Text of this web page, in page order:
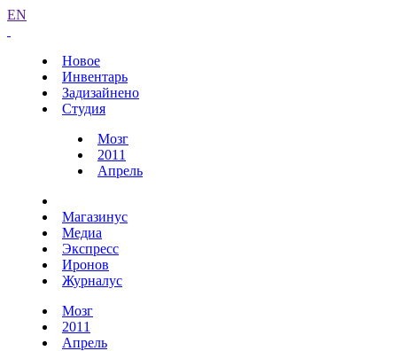
EN
Новое
Инвентарь
Задизайнено
Студия
Мозг
2011
Апрель
Магазинус
Медиа
Экспресс
Иронов
Журналус
Мозг
2011
Апрель